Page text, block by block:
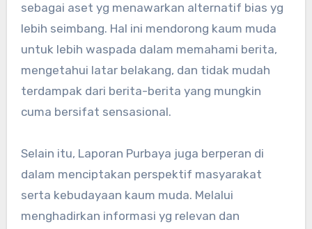
sebagai aset yg menawarkan alternatif bias yg
lebih seimbang. Hal ini mendorong kaum muda
untuk lebih waspada dalam memahami berita,
mengetahui latar belakang, dan tidak mudah
terdampak dari berita-berita yang mungkin
cuma bersifat sensasional.
Selain itu, Laporan Purbaya juga berperan di
dalam menciptakan perspektif masyarakat
serta kebudayaan kaum muda. Melalui
menghadirkan informasi yg relevan dan